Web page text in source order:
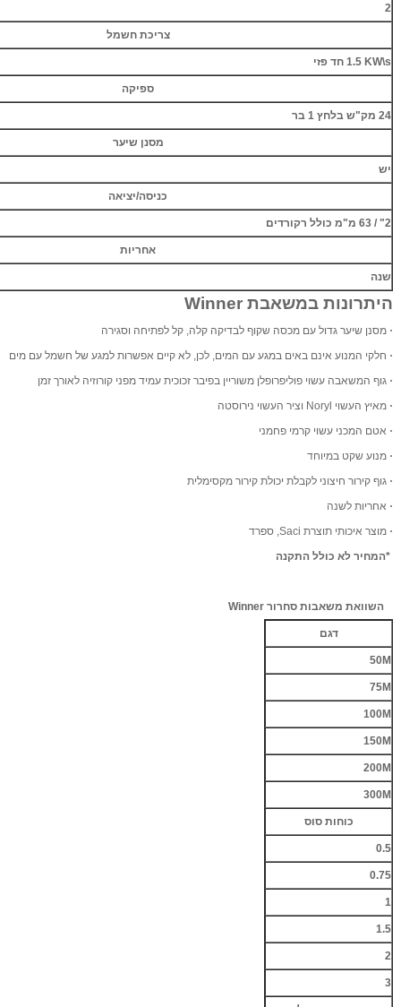
2
צריכת חשמל
1.5 KW\s חד פזי
ספיקה
24 מק"ש בלחץ 1 בר
מסנן שיער
יש
כניסה/יציאה
2" / 63 מ"מ כולל רקורדים
אחריות
שנה
היתרונות במשאבת Winner
· מסנן שיער גדול עם מכסה שקוף לבדיקה קלה, קל לפתיחה וסגירה
· חלקי המנוע אינם באים במגע עם המים, לכן, לא קיים אפשרות למגע של חשמל עם מים
· גוף המשאבה עשוי פוליפרופלן משוריין בפיבר זכוכית עמיד מפני קורוזיה לאורך זמן
· מאיץ העשוי Noryl וציר העשוי נירוסטה
· אטם המכני עשוי קרמי פחמני
· מנוע שקט במיוחד
· גוף קירור חיצוני לקבלת יכולת קירור מקסימלית
· אחריות לשנה
· מוצר איכותי תוצרת Saci , ספרד
*המחיר לא כולל התקנה
השוואת משאבות סחרור Winner
דגם
50M
75M
100M
150M
200M
300M
כוחות סוס
0.5
0.75
1
1.5
2
3